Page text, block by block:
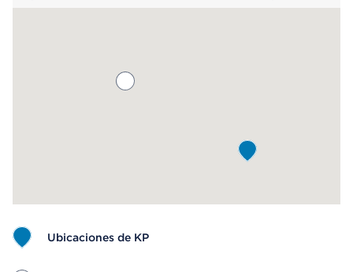
Ubicaciones de KP